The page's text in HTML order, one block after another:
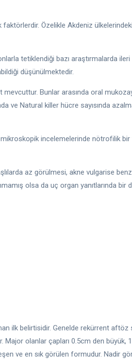
Özelikle Akdeniz
tetiklendiği bazı araştırmalarda
düşünülmektedir.
mevcuttur. Bunlar arasında oral
ve Natural killer hücre sayısında
incelemelerinde nötrofilik
az görülmesi, akne vulgarise
olsa da uç organ yanıtlarında bir
ilk belirtisidir. Genelde rekürrent
olanlar çapları 0.5cm den büyük,
ve en sık görülen formudur. Nadir